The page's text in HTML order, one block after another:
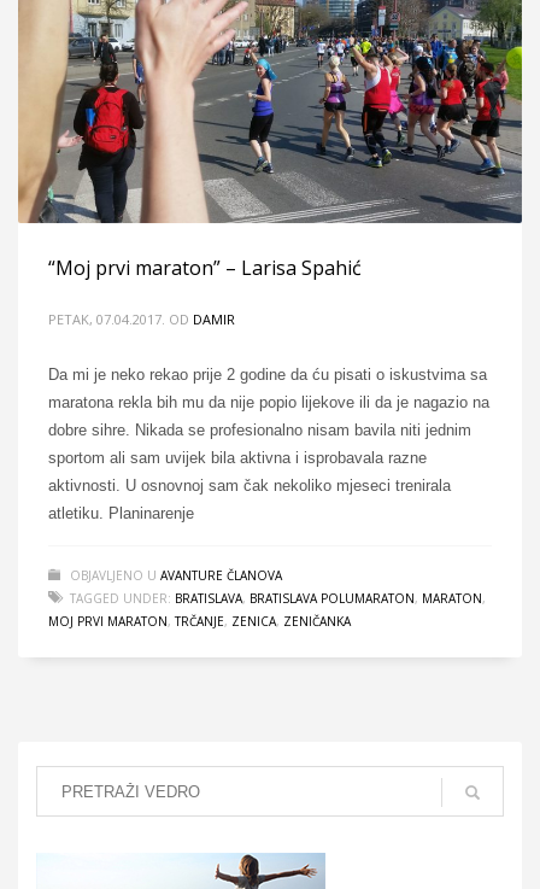
“Moj prvi maraton” – Larisa Spahić
PETAK, 07.04.2017. OD DAMIR
Da mi je neko rekao prije 2 godine da ću pisati o iskustvima sa
maratona rekla bih mu da nije popio lijekove ili da je nagazio na
dobre sihre. Nikada se profesionalno nisam bavila niti jednim
sportom ali sam uvijek bila aktivna i isprobavala razne
aktivnosti. U osnovnoj sam čak nekoliko mjeseci trenirala
atletiku. Planinarenje
OBJAVLJENO U AVANTURE ČLANOVA
TAGGED UNDER: BRATISLAVA, BRATISLAVA POLUMARATON, MARATON,
MOJ PRVI MARATON,TRČANJE, ZENICA, ZENIČANKA